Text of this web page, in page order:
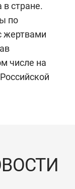
в стране.
по
жертвами
числе на